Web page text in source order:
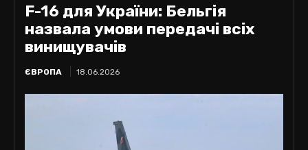
F-16 для України: Бельгія
назвала умови передачі всіх
винищувачів
ЄВРОПА 18.06.2026